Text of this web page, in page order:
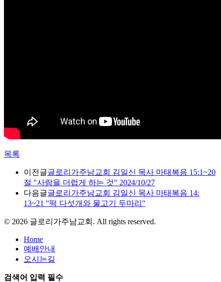
목록
이전글글로리가주남교회 김일신 목사 마태복음 15:1~20
절 "사람을 더럽게 하는 것" 2024/10/27
다음글글로리가주남교회 김일신 목사 마태복음 14:
13~21 "떡 다섯개와 물고기 두마리"
© 2026 글로리가주남교회. All rights reserved.
Home
예배안내
오시는길
검색어 입력 필수